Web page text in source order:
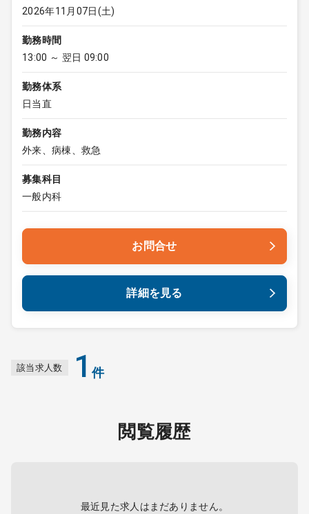
2026年11月07日(土)
勤務時間
13:00 ～ 翌日 09:00
勤務体系
日当直
勤務内容
外来、病棟、救急
募集科目
一般内科
お問合せ
詳細を見る
該当求人数 1 件
閲覧履歴
最近見た求人はまだありません。